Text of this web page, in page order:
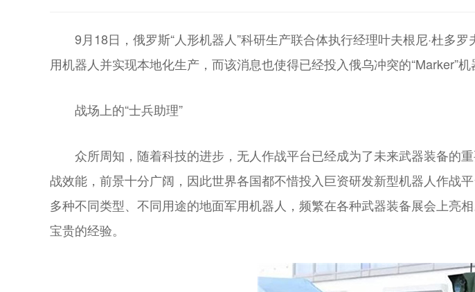
9月18日，俄罗斯“人形机器人”科研生产联合体执行经理叶夫根尼·杜多
用机器人并实现本地化生产，而该消息也使得已经投入俄乌冲突的“Marker”机
战场上的“士兵助理”
众所周知，随着科技的进步，无人作战平台已经成为了未来武器装备的
战效能，前景十分广阔，因此世界各国都不惜投入巨资研发新型机器人作战
多种不同类型、不同用途的地面军用机器人，频繁在各种武器装备展会上亮
宝贵的经验。